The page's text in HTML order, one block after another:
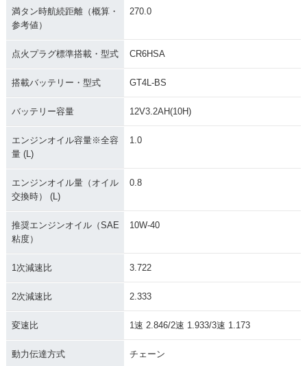
満タン時航続距離（概算・
参考値）
270.0
点火プラグ標準搭載・型式 CR6HSA
搭載バッテリー・型式 GT4L-BS
バッテリー容量 12V3.2AH(10H)
エンジンオイル容量※全容
量 (L)
1.0
エンジンオイル量（オイル
交換時） (L)
0.8
推奨エンジンオイル（SAE
粘度）
10W-40
1次減速比 3.722
2次減速比 2.333
変速比 1速 2.846/2速 1.933/3速 1.173
動力伝達方式 チェーン